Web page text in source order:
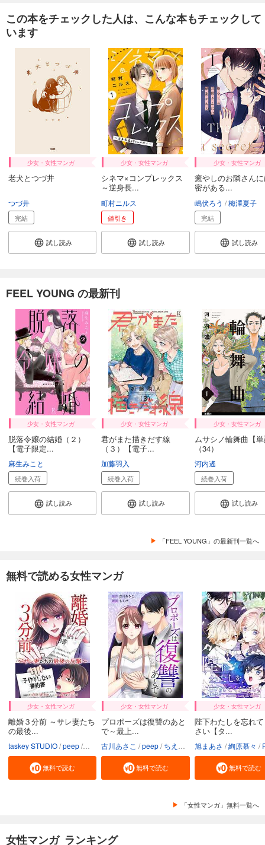
この本をチェックした人は、こんな本もチェックして
います
少女・女性マンガ
老犬とつづ井
つづ井
完結
試し読み
少女・女性マンガ
シネマ×コンプレックス
～逆身長...
町村ニルス
値引き
試し読み
少女・女性マンガ
癒やしのお隣さん
密がある...
嶋伏ろう 梅澤夏子
完結
試し読み
FEEL YOUNG の最新刊
少女・女性マンガ
脱落令嬢の結婚（２）
【電子限定...
麻生みこと
続巻入荷
試し読み
少女・女性マンガ
君がまた描きだす線
（３）【電子...
加藤羽入
続巻入荷
試し読み
少女・女性マンガ
ムサシノ輪舞曲【
（34）
河内遙
続巻入荷
試し読み
「FEEL YOUNG」の最新刊一覧へ
無料で読める女性マンガ
少女・女性マンガ
離婚３分前 ～サレ妻たち
の最後...
taskey STUDIO peep ホヌッヂ いばらアオ
無料で読む
少女・女性マンガ
プロポーズは復讐のあと
で～最上...
古川あさこ peep ちえぴ taskey STUDIO
無料で読む
少女・女性マンガ
陛下わたしを忘れ
さい【タ...
旭まあさ 絢原慕々
無料で読む
「女性マンガ」無料一覧へ
女性マンガ ランキング